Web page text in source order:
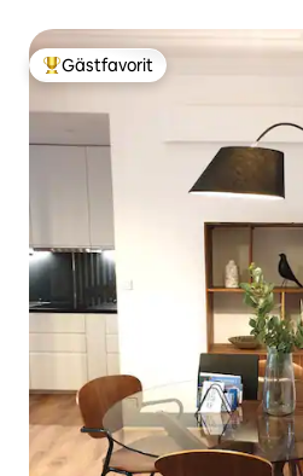
Populär gästfavorit
Gästfavorit